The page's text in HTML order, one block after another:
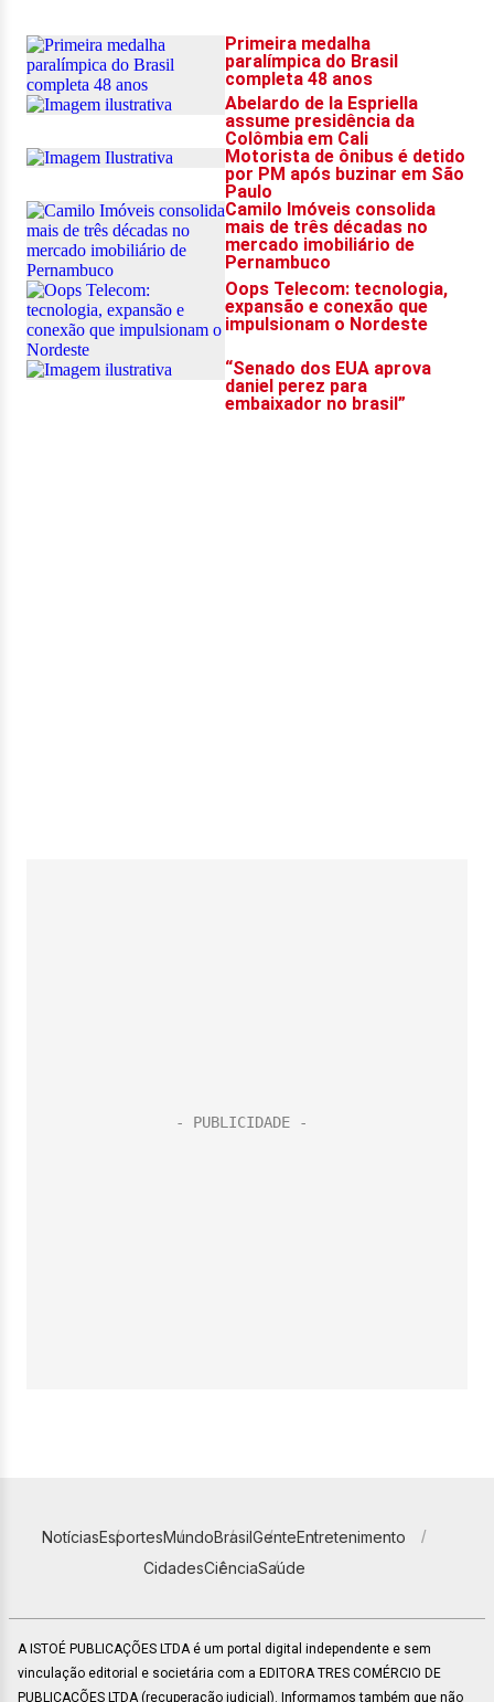
NotíciasEsportesMundoBrasilGenteEntretenimento
CidadesCiênciaSaúde
A ISTOÉ PUBLICAÇÕES LTDA é um portal digital independente e sem
vinculação editorial e societária com a EDITORA TRES COMÉRCIO DE
PUBLICACÕES LTDA (recuperação judicial). Informamos também que não